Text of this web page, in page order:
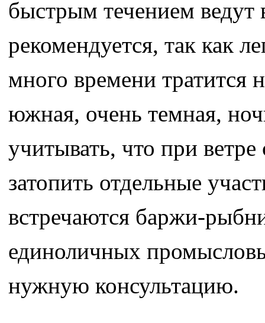
быстрым течением ведут
рекомендуется, так как
много времени тратится
южная, очень темная,
учитывать, что при
затопить отдельные
встречаются баржи-
единоличных
нужную консультацию.